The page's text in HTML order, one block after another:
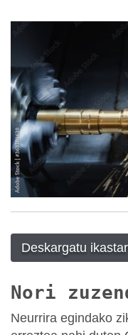
Deskargatu
Nori
Neurrira egindako